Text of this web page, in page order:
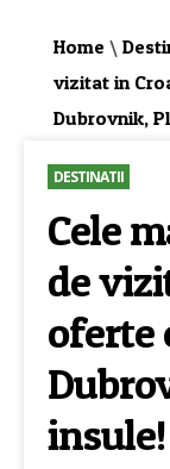
Home \
vizitat in
Dubrovnik,
DESTINATII
Cele
de
oferte
insule!